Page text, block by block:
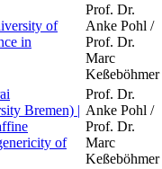
of
in
Prof. Dr.
Anke Pohl /
Prof. Dr.
Marc
Keßeböhmer
Bremen) |
of
Prof. Dr.
Anke Pohl /
Prof. Dr.
Marc
Keßeböhmer